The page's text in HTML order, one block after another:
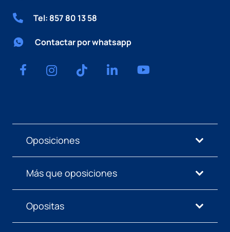
Tel: 857 80 13 58
Contactar por whatsapp
Oposiciones
Más que oposiciones
Opositas